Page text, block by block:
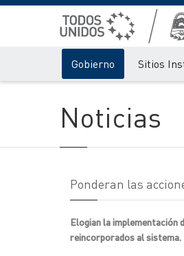
Gobierno Sitios
Noticias
Ponderan las
Elogian la implementación
reincorporados al sistema.